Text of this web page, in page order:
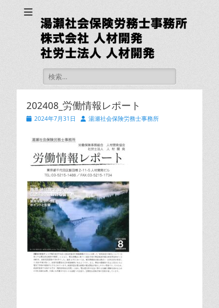
湯瀬社会保険労務士
事務所 社労士法人
人材開発
検
索:
202408_労働情報レポート
投 2024年7月31日
投 湯瀬社会保険労務士事務所